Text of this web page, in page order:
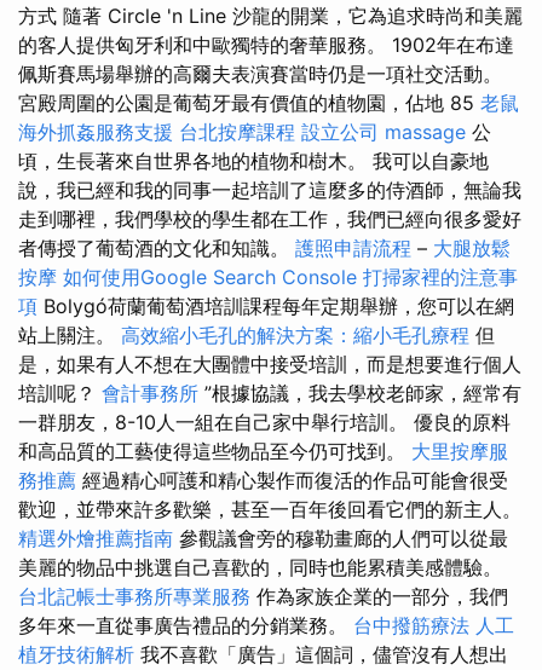
方式 隨著 Circle 'n Line 沙龍的開業，它為追求時尚和美麗
的客人提供匈牙利和中歐獨特的奢華服務。 1902年在布達
佩斯賽馬場舉辦的高爾夫表演賽當時仍是一項社交活動。
宮殿周圍的公園是葡萄牙最有價值的植物園，佔地 85 老鼠
海外抓姦服務支援 台北按摩課程 設立公司 massage 公
頃，生長著來自世界各地的植物和樹木。 我可以自豪地
說，我已經和我的同事一起培訓了這麼多的侍酒師，無論我
走到哪裡，我們學校的學生都在工作，我們已經向很多愛好
者傳授了葡萄酒的文化和知識。 護照申請流程 – 大腿放鬆
按摩 如何使用Google Search Console 打掃家裡的注意事
項 Bolygó荷蘭葡萄酒培訓課程每年定期舉辦，您可以在網
站上關注。 高效縮小毛孔的解決方案：縮小毛孔療程 但
是，如果有人不想在大團體中接受培訓，而是想要進行個人
培訓呢？ 會計事務所 ”根據協議，我去學校老師家，經常有
一群朋友，8-10人一組在自己家中舉行培訓。 優良的原料
和高品質的工藝使得這些物品至今仍可找到。 大里按摩服
務推薦 經過精心呵護和精心製作而復活的作品可能會很受
歡迎，並帶來許多歡樂，甚至一百年後回看它們的新主人。
精選外燴推薦指南 參觀議會旁的穆勒畫廊的人們可以從最
美麗的物品中挑選自己喜歡的，同時也能累積美感體驗。
台北記帳士事務所專業服務 作為家族企業的一部分，我們
多年來一直從事廣告禮品的分銷業務。 台中撥筋療法 人工
植牙技術解析 我不喜歡「廣告」這個詞，儘管沒有人想出